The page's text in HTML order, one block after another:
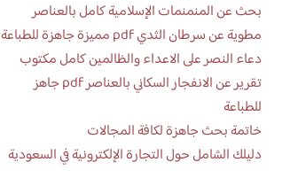
بحث عن المنمنمات الإسلامية كامل بالعناصر
مطوية عن سرطان الثدي pdf مميزة جاهزة للطباعة
دعاء النصر على الاعداء والظالمين كامل مكتوب
تقرير عن الانفجار السكاني بالعناصر pdf جاهز
للطباعة
خاتمة بحث جاهزة لكافة المجالات
دليلك الشامل حول التجارة الإلكترونية في السعودية